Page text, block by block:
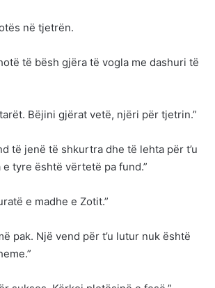
në tjetrën.
të bësh gjëra të vogla me dashuri të
Bëjini gjërat vetë, njëri për tjetrin.”
të jenë të shkurtra dhe të lehta për t’u
tyre është vërtetë pa fund.”
e madhe e Zotit.”
pak. Një vend për t’u lutur nuk është